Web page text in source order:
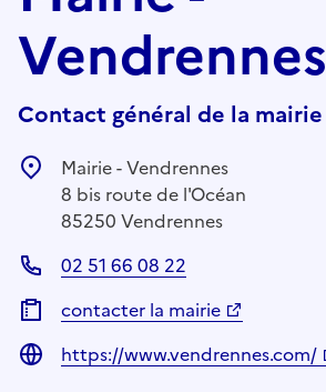
Vendrennes
Contact général de la mairie
Mairie - Vendrennes
8 bis route de l'Océan
85250 Vendrennes
02 51 66 08 22
contacter la mairie
https://www.vendrennes.com/